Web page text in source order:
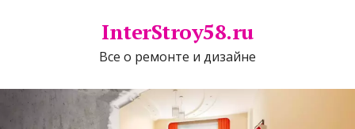
InterStroy58.ru
Все о ремонте и дизайне